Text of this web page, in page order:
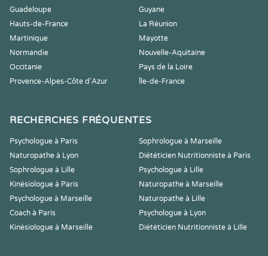
Guadeloupe
Guyane
Hauts-de-France
La Réunion
Martinique
Mayotte
Normandie
Nouvelle-Aquitaine
Occitanie
Pays de la Loire
Provence-Alpes-Côte d'Azur
Île-de-France
RECHERCHES FRÉQUENTES
Psychologue à Paris
Sophrologue à Marseille
Naturopathe à Lyon
Diététicien Nutritionniste à Paris
Sophrologue à Lille
Psychologue à Lille
Kinésiologue à Paris
Naturopathe à Marseille
Psychologue à Marseille
Naturopathe à Lille
Coach à Paris
Psychologue à Lyon
Kinésiologue à Marseille
Diététicien Nutritionniste à Lille